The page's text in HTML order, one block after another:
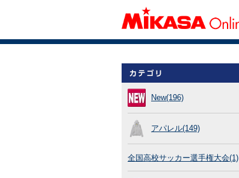
New(196)
アパレル(149)
全国高校サッカー選手権大会(1)